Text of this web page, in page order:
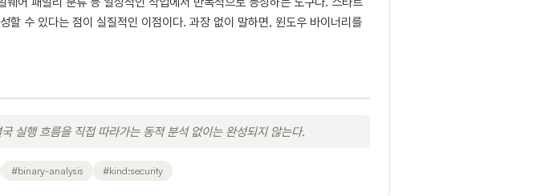
할 수 있다는 점이 실질적인 이점이다. 과장 없이 말하면, 윈도우 바이너리를
실행 흐름을 직접 따라가는 동적 분석 없이는 완성되지 않는다.
#binary-analysis #kind:security